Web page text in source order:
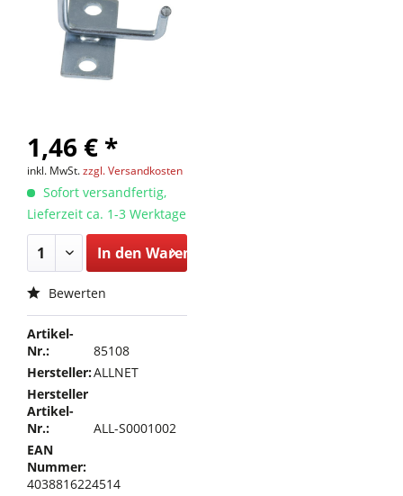
1,46 € *
inkl. MwSt.zzgl. Versandkosten
Sofort versandfertig,
Lieferzeit ca. 1-3 Werktage
In den Warenkorb
Bewerten
Artikel-
Nr.:
85108
Hersteller:ALLNET
Hersteller
Artikel-
Nr.:
ALL-S0001002
EAN
Nummer:
4038816224514